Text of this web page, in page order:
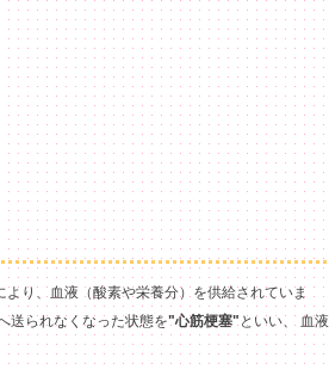
り、血液（酸素や栄養分）を供給されていま
送られなくなった状態を"心筋梗塞" といい、 血液